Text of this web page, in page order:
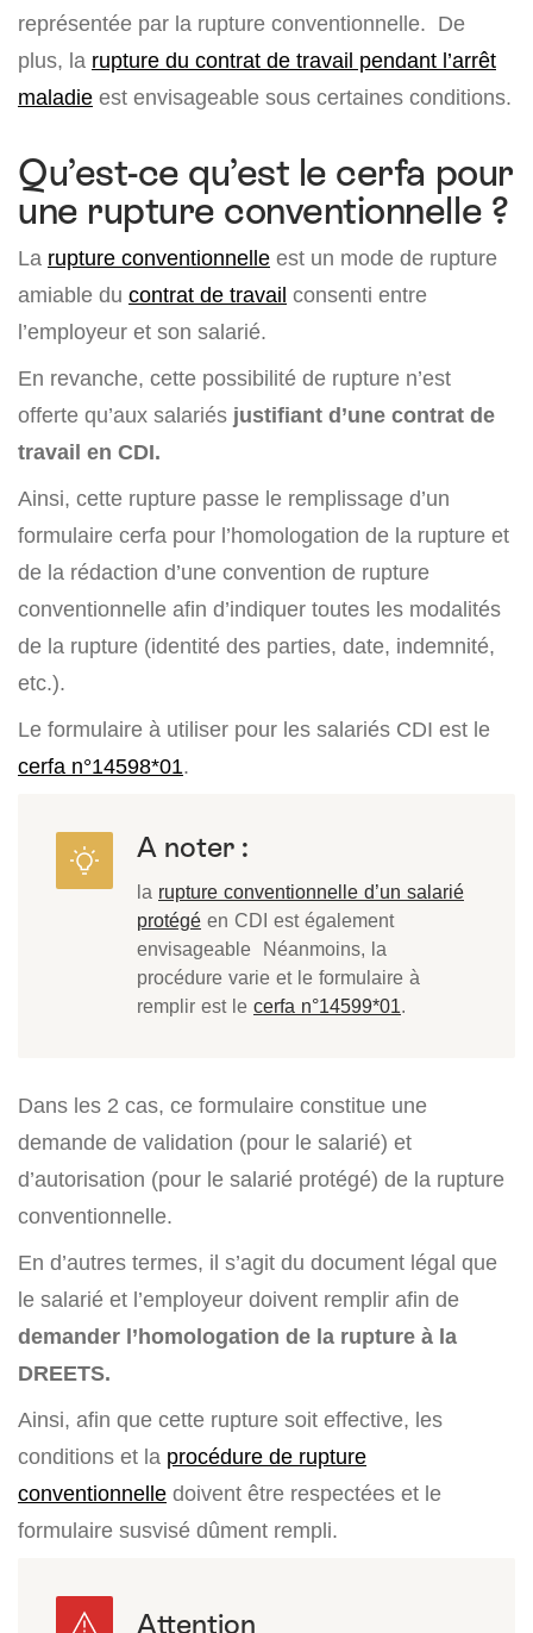
représentée par la rupture conventionnelle. De
plus, la rupture du contrat de travail pendant l’arrêt
maladie est envisageable sous certaines conditions.
Qu’est-ce qu’est le cerfa pour
une rupture conventionnelle ?
La rupture conventionnelle est un mode de rupture
amiable du contrat de travail consenti entre
l’employeur et son salarié.
En revanche, cette possibilité de rupture n’est
offerte qu’aux salariés justifiant d’une contrat de
travail en CDI.
Ainsi, cette rupture passe le remplissage d’un
formulaire cerfa pour l’homologation de la rupture et
de la rédaction d’une convention de rupture
conventionnelle afin d’indiquer toutes les modalités
de la rupture (identité des parties, date, indemnité,
etc.).
Le formulaire à utiliser pour les salariés CDI est le
cerfa n°14598*01.
A noter :
la rupture conventionnelle d’un salarié
protégé en CDI est également
envisageable Néanmoins, la
procédure varie et le formulaire à
remplir est le cerfa n°14599*01.
Dans les 2 cas, ce formulaire constitue une
demande de validation (pour le salarié) et
d’autorisation (pour le salarié protégé) de la rupture
conventionnelle.
En d’autres termes, il s’agit du document légal que
le salarié et l’employeur doivent remplir afin de
demander l’homologation de la rupture à la
DREETS.
Ainsi, afin que cette rupture soit effective, les
conditions et la procédure de rupture
conventionnelle doivent être respectées et le
formulaire susvisé dûment rempli.